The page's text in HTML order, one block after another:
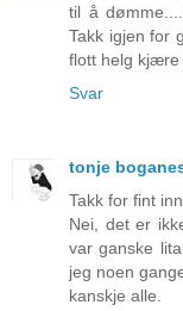
til å
Takk igjen for
flott helg kjære
Svar
tonje
Takk for fint
Nei, det er
var ganske
jeg noen
kanskje alle.